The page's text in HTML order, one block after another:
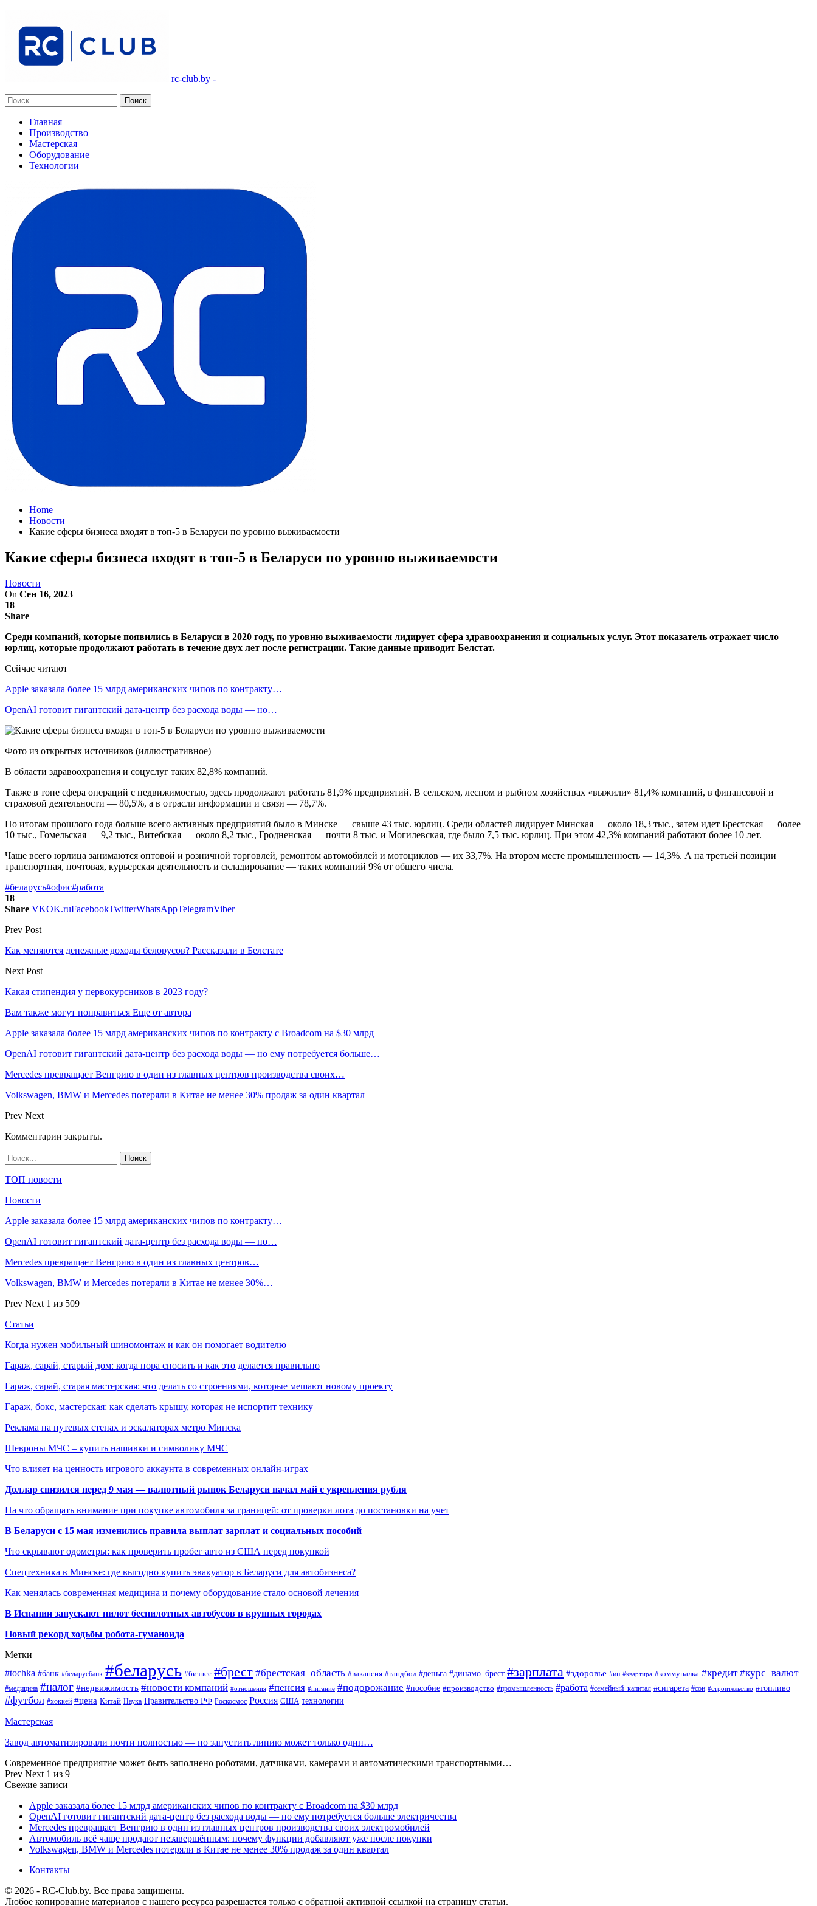
rc-club.by -
Главная
Производство
Мастерская
Оборудование
Технологии
Home
Новости
Какие сферы бизнеса входят в топ-5 в Беларуси по уровню выживаемости
Какие сферы бизнеса входят в топ-5 в Беларуси по уровню выживаемости
Новости
On Сен 16, 2023
18
Share
Среди компаний, которые появились в Беларуси в 2020 году, по уровню выживаемости лидирует сфера здравоохранения и социальных услуг. Этот показатель отражает число
юрлиц, которые продолжают работать в течение двух лет после регистрации. Такие данные приводит Белстат.
Сейчас читают
Apple заказала более 15 млрд американских чипов по контракту…
OpenAI готовит гигантский дата-центр без расхода воды — но…
Фото из открытых источников (иллюстративное)
В области здравоохранения и соцуслуг таких 82,8% компаний.
Также в топе сфера операций с недвижимостью, здесь продолжают работать 81,9% предприятий. В сельском, лесном и рыбном хозяйствах «выжили» 81,4% компаний, в финансовой и
страховой деятельности — 80,5%, а в отрасли информации и связи — 78,7%.
По итогам прошлого года больше всего активных предприятий было в Минске — свыше 43 тыс. юрлиц. Среди областей лидирует Минская — около 18,3 тыс., затем идет Брестская — более
10 тыс., Гомельская — 9,2 тыс., Витебская — около 8,2 тыс., Гродненская — почти 8 тыс. и Могилевская, где было 7,5 тыс. юрлиц. При этом 42,3% компаний работают более 10 лет.
Чаще всего юрлица занимаются оптовой и розничной торговлей, ремонтом автомобилей и мотоциклов — их 33,7%. На втором месте промышленность — 14,3%. А на третьей позиции
транспортная, почтовая, курьерская деятельность и складирование — таких компаний 9% от общего числа.
#беларусь#офис#работа
18
Share VKOK.ruFacebookTwitterWhatsAppTelegramViber
Prev Post
Как меняются денежные доходы белорусов? Рассказали в Белстате
Next Post
Какая стипендия у первокурсников в 2023 году?
Вам также могут понравиться Еще от автора
Apple заказала более 15 млрд американских чипов по контракту с Broadcom на $30 млрд
OpenAI готовит гигантский дата-центр без расхода воды — но ему потребуется больше…
Mercedes превращает Венгрию в один из главных центров производства своих…
Volkswagen, BMW и Mercedes потеряли в Китае не менее 30% продаж за один квартал
Prev Next
Комментарии закрыты.
ТОП новости
Новости
Apple заказала более 15 млрд американских чипов по контракту…
OpenAI готовит гигантский дата-центр без расхода воды — но…
Mercedes превращает Венгрию в один из главных центров…
Volkswagen, BMW и Mercedes потеряли в Китае не менее 30%…
Prev Next 1 из 509
Статьи
Когда нужен мобильный шиномонтаж и как он помогает водителю
Гараж, сарай, старый дом: когда пора сносить и как это делается правильно
Гараж, сарай, старая мастерская: что делать со строениями, которые мешают новому проекту
Гараж, бокс, мастерская: как сделать крышу, которая не испортит технику
Реклама на путевых стенах и эскалаторах метро Минска
Шевроны МЧС – купить нашивки и символику МЧС
Что влияет на ценность игрового аккаунта в современных онлайн-играх
Доллар снизился перед 9 мая — валютный рынок Беларуси начал май с укрепления рубля
На что обращать внимание при покупке автомобиля за границей: от проверки лота до постановки на учет
В Беларуси с 15 мая изменились правила выплат зарплат и социальных пособий
Что скрывают одометры: как проверить пробег авто из США перед покупкой
Спецтехника в Минске: где выгодно купить эвакуатор в Беларуси для автобизнеса?
Как менялась современная медицина и почему оборудование стало основой лечения
В Испании запускают пилот беспилотных автобусов в крупных городах
Новый рекорд ходьбы робота-гуманоида
Метки
#tochka #банк #беларусбанк #беларусь #бизнес #брест #брестская_область #вакансия #гандбол #деньга #динамо_брест #зарплата #здоровье #ип #квартира #коммуналка #кредит #курс_валют
#медицина #налог #недвижимость #новости компаний #отношения #пенсия #питание #подорожание #пособие #производство #промышленность #работа #семейный_капитал #сигарета #сон #строительство #топливо
#футбол #хоккей #цена Китай Наука Правительство РФ Роскосмос Россия США технологии
Мастерская
Завод автоматизировали почти полностью — но запустить линию может только один…
Современное предприятие может быть заполнено роботами, датчиками, камерами и автоматическими транспортными…
Prev Next 1 из 9
Свежие записи
Apple заказала более 15 млрд американских чипов по контракту с Broadcom на $30 млрд
OpenAI готовит гигантский дата-центр без расхода воды — но ему потребуется больше электричества
Mercedes превращает Венгрию в один из главных центров производства своих электромобилей
Автомобиль всё чаще продают незавершённым: почему функции добавляют уже после покупки
Volkswagen, BMW и Mercedes потеряли в Китае не менее 30% продаж за один квартал
Контакты
© 2026 - RC-Club.by. Все права защищены.
Любое копирование материалов с нашего ресурса разрешается только с обратной активной ссылкой на страницу статьи.